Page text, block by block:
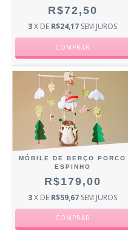
R$72,50
3X DE R$24,17 SEM JUROS
MÓBILE DE BERÇO PORCO
ESPINHO
R$179,00
3X DE R$59,67 SEM JUROS